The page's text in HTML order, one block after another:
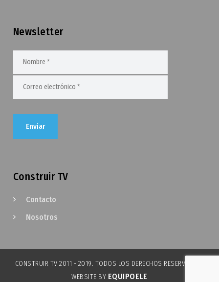
Newsletter
Construir TV
Contacto
Nosotros
CONSTRUIR TV 2011 - 2019. TODOS LOS DERECHOS RESERVADOS.
WEBSITE BY EQUIPOELE